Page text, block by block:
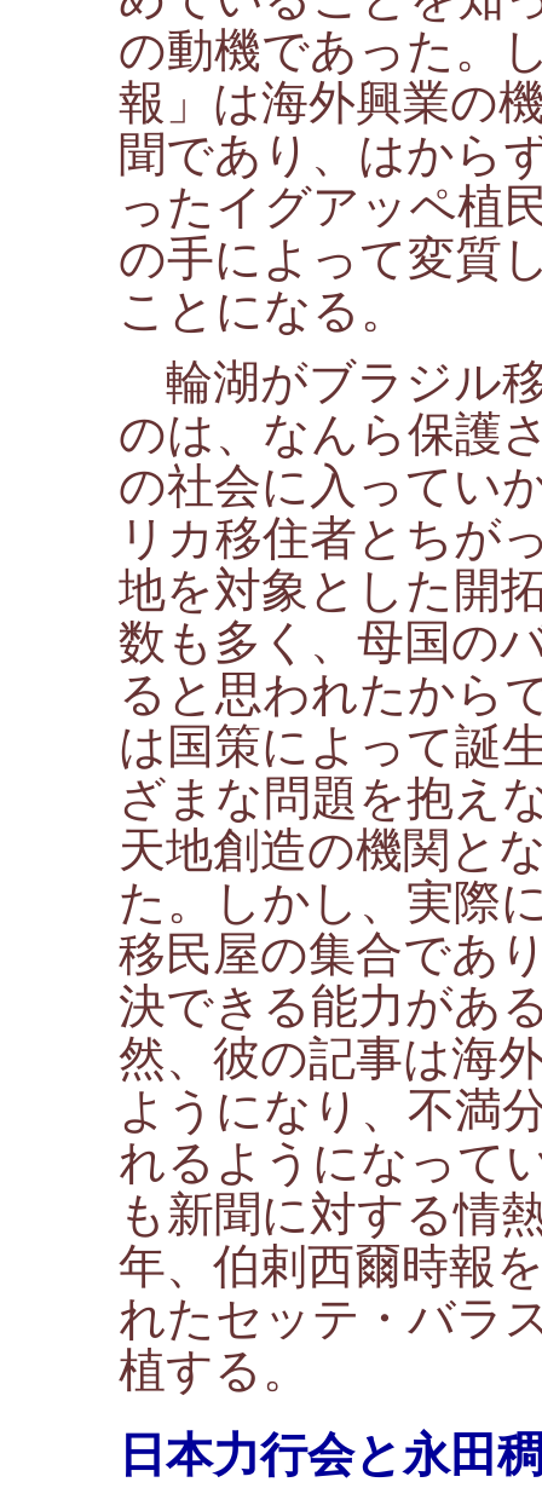
の動機であった。
報」は海外興業の
聞であり、はから
ったイグアッペ植
の手によって変質
ことになる。
輪湖がブラジル
のは、なんら保護
の社会に入ってい
リカ移住者とちが
地を対象とした開
数も多く、母国の
ると思われたから
は国策によって誕
ざまな問題を抱え
天地創造の機関と
た。しかし、実際
移民屋の集合であ
決できる能力があ
然、彼の記事は海
ようになり、不満
れるようになって
も新聞に対する情
年、伯剌西爾時報
れたセッテ・バラ
植する。
日本力行会と永田